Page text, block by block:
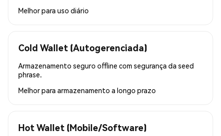
Melhor para uso diário
Cold Wallet (Autogerenciada)
Armazenamento seguro offline com segurança da seed
phrase.
Melhor para armazenamento a longo prazo
Hot Wallet (Mobile/Software)